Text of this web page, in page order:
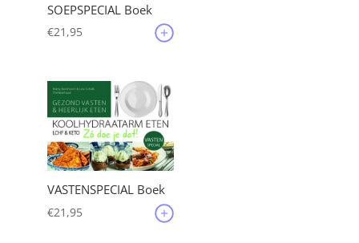
SOEPSPECIAL Boek
€21,95
VASTENSPECIAL Boek
€21,95